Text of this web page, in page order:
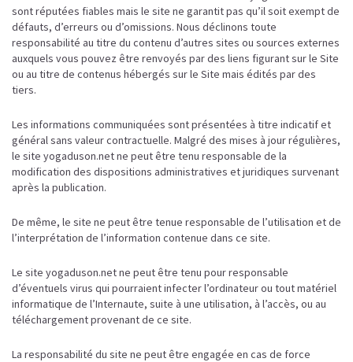
sont réputées fiables mais le site ne garantit pas qu’il soit exempt de
défauts, d’erreurs ou d’omissions. Nous déclinons toute
responsabilité au titre du contenu d’autres sites ou sources externes
auxquels vous pouvez être renvoyés par des liens figurant sur le Site
ou au titre de contenus hébergés sur le Site mais édités par des
tiers.
Les informations communiquées sont présentées à titre indicatif et
général sans valeur contractuelle. Malgré des mises à jour régulières,
le site yogaduson.net ne peut être tenu responsable de la
modification des dispositions administratives et juridiques survenant
après la publication.
De même, le site ne peut être tenue responsable de l’utilisation et de
l’interprétation de l’information contenue dans ce site.
Le site yogaduson.net ne peut être tenu pour responsable
d’éventuels virus qui pourraient infecter l’ordinateur ou tout matériel
informatique de l’Internaute, suite à une utilisation, à l’accès, ou au
téléchargement provenant de ce site.
La responsabilité du site ne peut être engagée en cas de force